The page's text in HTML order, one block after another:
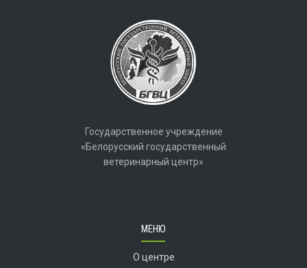
Государственное учреждение
«Белорусский государственный
ветеринарный центр»
МЕНЮ
О центре